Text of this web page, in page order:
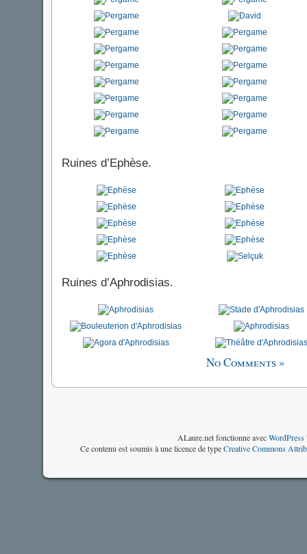
Ruines d’Ephèse.
Ruines d’Aphrodisias.
No Comments »
ALaure.net fonctionne avecWordPress
Ce contenu est soumis à une licence de typeCreative Commons